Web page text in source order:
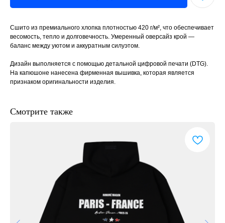
Сшито из премиального хлопка плотностью 420 г/м², что обеспечивает
весомость, тепло и долговечность. Умеренный оверсайз крой —
баланс между уютом и аккуратным силуэтом.
Дизайн выполняется с помощью детальной цифровой печати (DTG).
На капюшоне нанесена фирменная вышивка, которая является
признаком оригинальности изделия.
Смотрите также